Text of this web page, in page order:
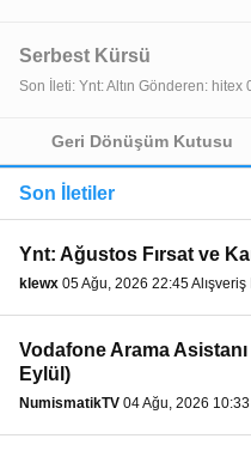
Serbest Kürsü
Son İleti: Ynt: Altın Gönderen: hitex
Geri Dönüşüm Kutusu
Son İletiler
Ynt: Ağustos Fırsat ve
klewx 05 Ağu, 2026 22:45 Alışveriş
Vodafone Arama
Eylül)
NumismatikTV 04 Ağu, 2026